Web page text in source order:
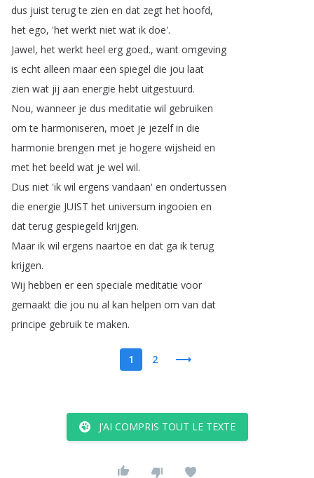
dus juist terug te zien en dat zegt het hoofd,
het ego, 'het werkt niet wat ik doe'.
Jawel, het werkt heel erg goed., want omgeving
is echt alleen maar een spiegel die jou laat
zien wat jij aan energie hebt uitgestuurd.
Nou, wanneer je dus meditatie wil gebruiken
om te harmoniseren, moet je jezelf in die
harmonie brengen met je hogere wijsheid en
met het beeld wat je wel wil.
Dus niet 'ik wil ergens vandaan' en ondertussen
die energie JUIST het universum ingooien en
dat terug gespiegeld krijgen.
Maar ik wil ergens naartoe en dat ga ik terug
krijgen.
Wij hebben er een speciale meditatie voor
gemaakt die jou nu al kan helpen om van dat
principe gebruik te maken.
1 2
J’AI COMPRIS TOUT LE TEXTE